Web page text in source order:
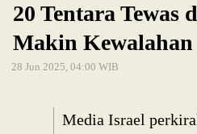
20 Tentara Tewas
Makin Kewalahan
28 Jun 2025, 04:00 WIB
Media Israel